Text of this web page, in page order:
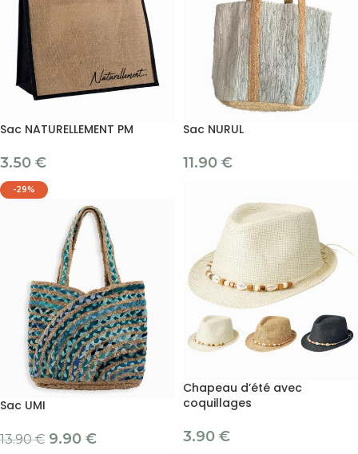
Sac NATURELLEMENT PM
3.50 €
Sac NURUL
11.90 €
-29%
Sac UMI
13.90€ 9.90 €
Chapeau d’été avec
coquillages
3.90 €